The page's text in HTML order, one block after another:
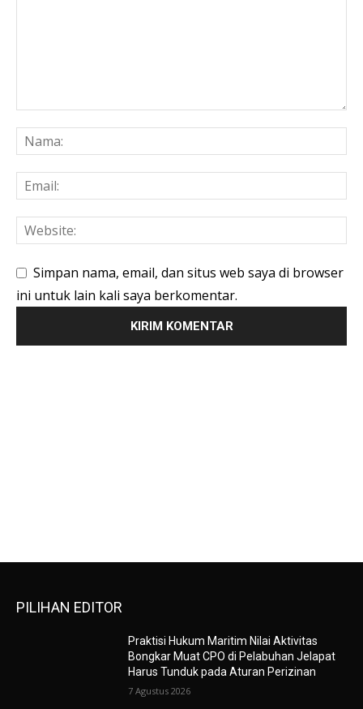
Simpan nama, email, dan situs web saya di browser
ini untuk lain kali saya berkomentar.
PILIHAN EDITOR
Praktisi Hukum Maritim Nilai Aktivitas
Bongkar Muat CPO di Pelabuhan Jelapat
Harus Tunduk pada Aturan Perizinan
7 Agustus 2026